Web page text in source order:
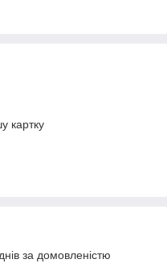
картку
за домовленістю